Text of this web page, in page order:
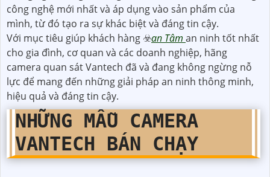
công nghệ mới nhất và áp dụng vào sản phẩm của
mình, từ đó tạo ra sự khác biệt và đáng tin cậy.
Với mục tiêu giúp khách hàng ☣️an Tâm an ninh tốt nhất
cho gia đình, cơ quan và các doanh nghiệp, hãng
camera quan sát Vantech đã và đang không ngừng nỗ
lực để mang đến những giải pháp an ninh thông minh,
hiệu quả và đáng tin cậy.
NHỮNG MẪU CAMERA
VANTECH BÁN CHẠY